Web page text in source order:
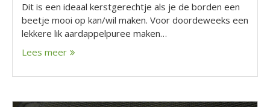
Dit is een ideaal kerstgerechtje als je de borden een
beetje mooi op kan/wil maken. Voor doordeweeks een
lekkere lik aardappelpuree maken…
Lees meer